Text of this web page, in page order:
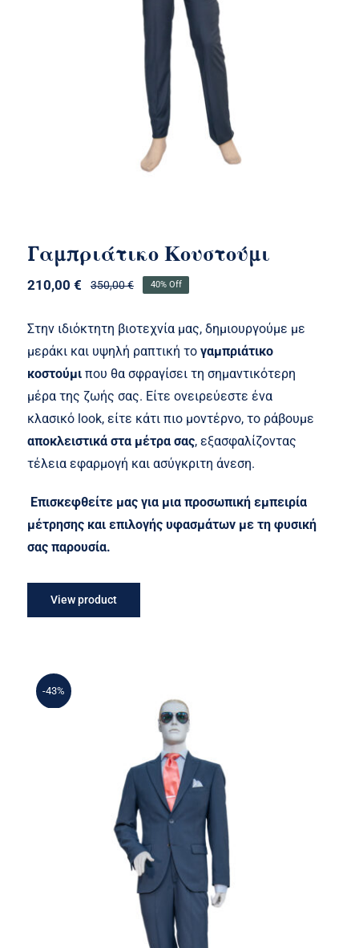
Γαμπριάτικο Κουστούμι
350,00€Original
was:
350,00 €.
210,00€
Η
τιμή
είναι:
210,00 €.
40% Off
Στην ιδιόκτητη βιοτεχνία μας, δημιουργούμε με
μεράκι και υψηλή ραπτική τογαμπριάτικο
κοστούμι που θα σφραγίσει τη σημαντικότερη
μέρα της ζωής σας. Είτε ονειρεύεστε ένα
κλασικό look, είτε κάτι πιο μοντέρνο, το ράβουμε
αποκλειστικά στα μέτρα σας, εξασφαλίζοντας
τέλεια εφαρμογή και ασύγκριτη άνεση.
Επισκεφθείτε μας για μια προσωπική εμπειρία
μέτρησης και επιλογής υφασμάτων με τη φυσική
σας παρουσία.
View product
-43%
Γαμπριάτικο Κουστούμι